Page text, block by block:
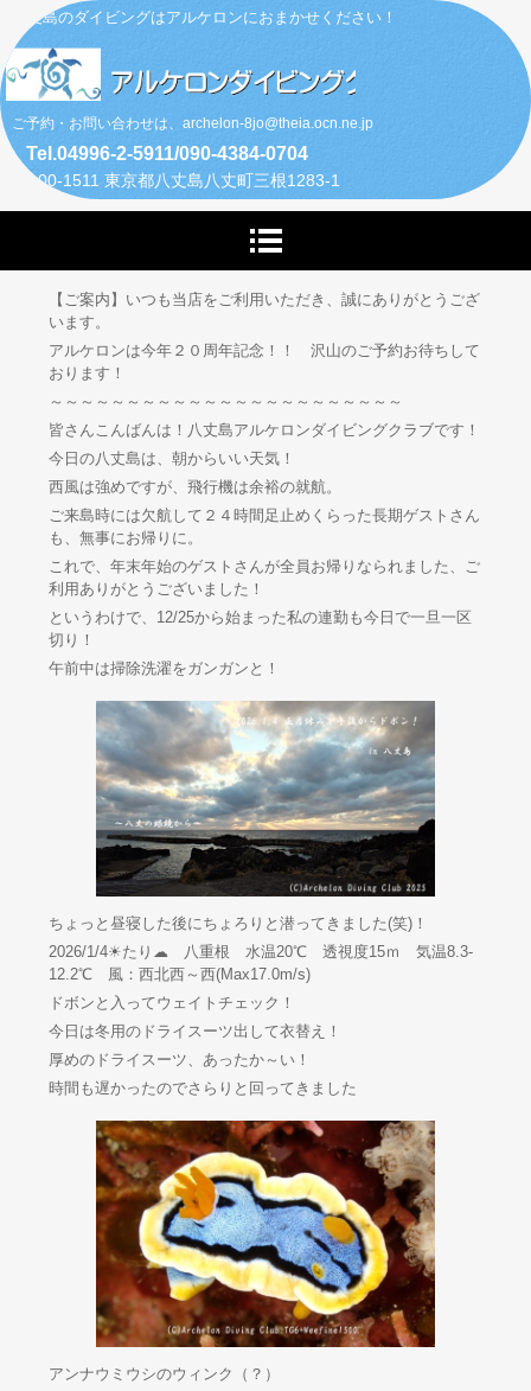
八丈島のダイビングはアルケロンにおまかせください！
ご予約・お問い合わせは、archelon-8jo@theia.ocn.ne.jp
Tel.04996-2-5911/090-4384-0704
〒100-1511 東京都八丈島八丈町三根1283-1
【ご案内】いつも当店をご利用いただき、誠にありがとうござ
います。
アルケロンは今年２０周年記念！！ 沢山のご予約お待ちして
おります！
～～～～～～～～～～～～～～～～～～～～～～～
皆さんこんばんは！八丈島アルケロンダイビングクラブです！
今日の八丈島は、朝からいい天気！
西風は強めですが、飛行機は余裕の就航。
ご来島時には欠航して２４時間足止めくらった長期ゲストさん
も、無事にお帰りに。
これで、年末年始のゲストさんが全員お帰りなられました、ご
利用ありがとうございました！
というわけで、12/25から始まった私の連勤も今日で一旦一区
切り！
午前中は掃除洗濯をガンガンと！
ちょっと昼寝した後にちょろりと潜ってきました(笑)！
2026/1/4☀たり☁ 八重根 水温20℃ 透視度15ｍ 気温8.3-
12.2℃ 風：西北西～西(Max17.0m/s)
ドボンと入ってウェイトチェック！
今日は冬用のドライスーツ出して衣替え！
厚めのドライスーツ、あったか～い！
時間も遅かったのでさらりと回ってきました
アンナウミウシのウィンク（？）